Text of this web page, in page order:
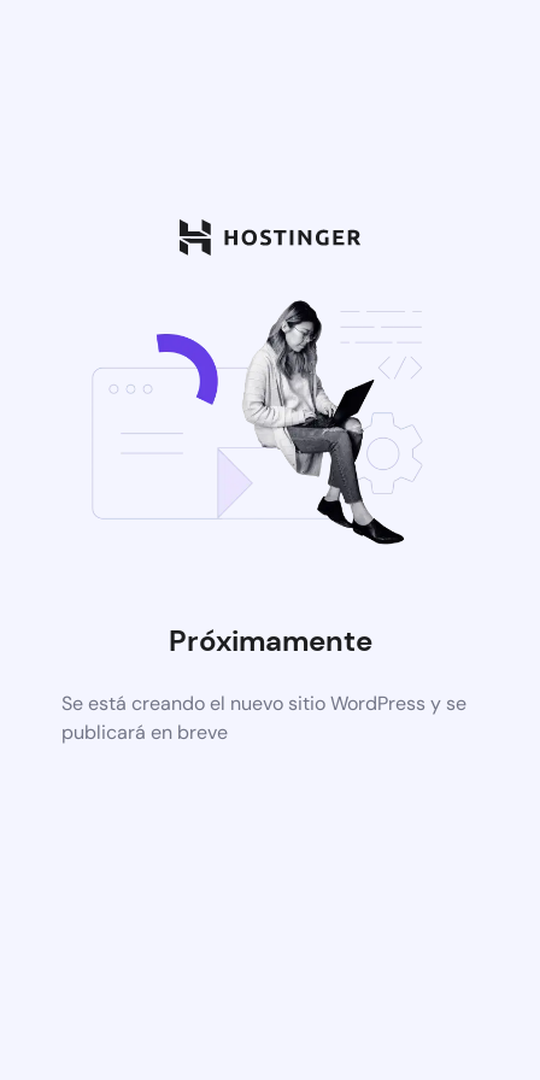
Próximamente
Se está creando el nuevo sitio WordPress y se
publicará en breve